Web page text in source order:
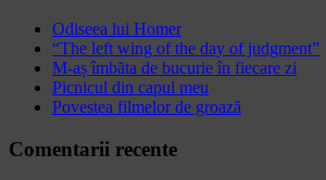
Odiseea lui Homer
“The left wing of the day of judgment”
M-aș îmbăta de bucurie în fiecare zi
Picnicul din capul meu
Povestea filmelor de groază
Comentarii recente